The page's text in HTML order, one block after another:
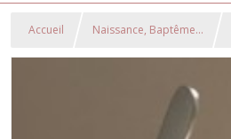
Accueil Naissance, Baptême...